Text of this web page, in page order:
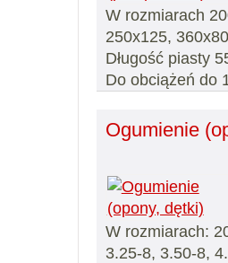
W rozmiarach
250x125,
Długość piasty
Do obciążeń do
Ogumienie
W rozmiarach:
3.25-8, 3.50-8,